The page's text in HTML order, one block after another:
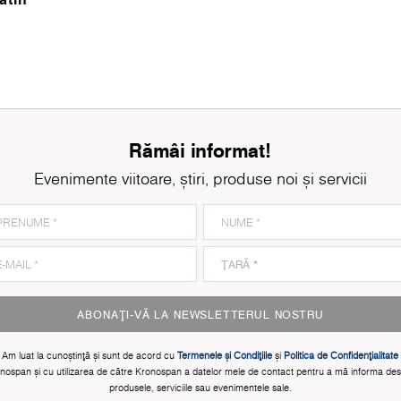
Rămâi informat!
Evenimente viitoare, știri, produse noi și servicii
ABONAȚI-VĂ LA NEWSLETTERUL NOSTRU
Am luat la cunoștinţă și sunt de acord cuTermenele și Condițiile și Politica de Confidențialitate
și cu utilizarea de către Kronospan a datelor mele de contact pentru a mă informa
produsele, serviciile sau evenimentele sale.